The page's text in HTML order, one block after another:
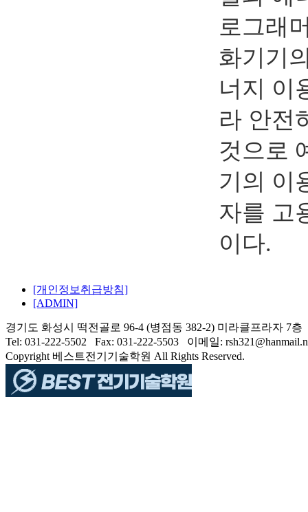
로그래
화기기
너지 이
라 안전
것으로
기의 이
자를 고
이다.
[개인정보취급방침]
[ADMIN]
경기도 화성시 떡전골로 96-4 (병점동 382-2) 미라클프라자 7
Tel: 031-222-5502 Fax: 031-222-5503 이메일:
Copyright 베스트전기기술학원 All Rights Reserved.